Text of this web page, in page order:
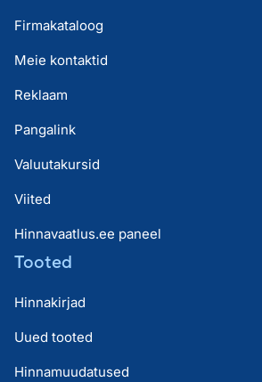
Firmakataloog
Meie kontaktid
Reklaam
Pangalink
Valuutakursid
Viited
Hinnavaatlus.ee paneel
Tooted
Hinnakirjad
Uued tooted
Hinnamuudatused